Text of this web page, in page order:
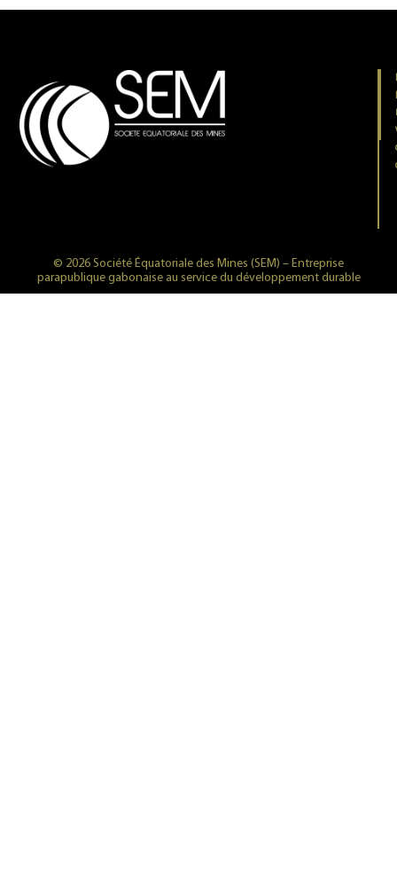
© 2026 Société Équatoriale des Mines (SEM) – Entreprise
parapublique gabonaise au service du développement durable